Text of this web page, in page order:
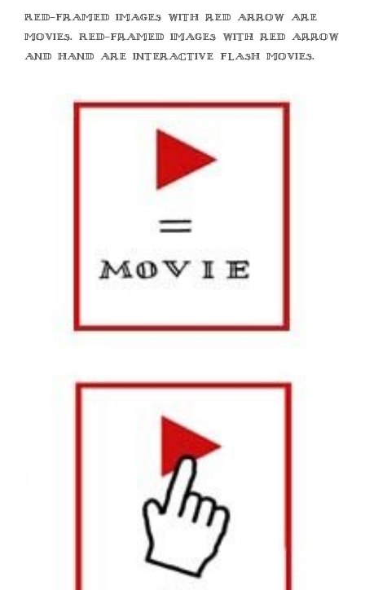
Red-framed images with red arrow are
movies. Red-framed images with red arrow
and hand are interactive flash movies.